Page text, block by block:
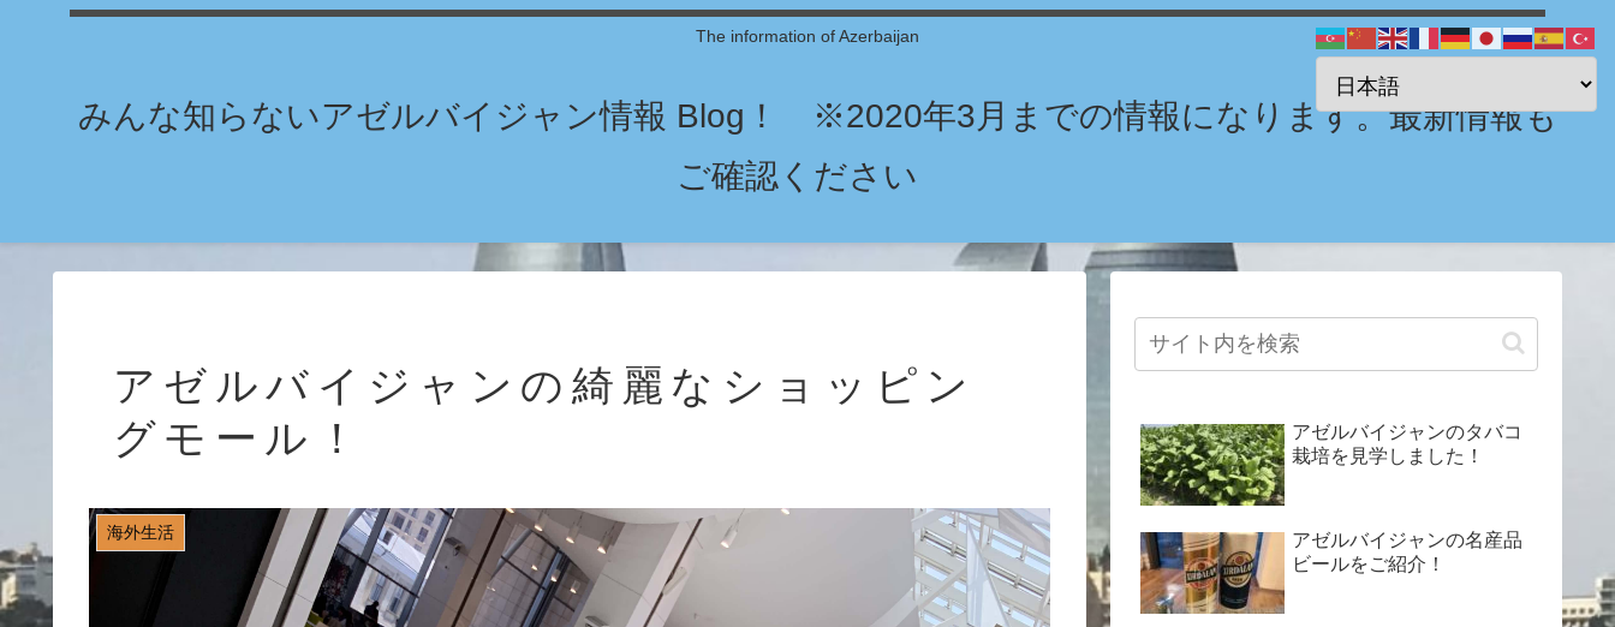
The information of Azerbaijan
みんな知らないアゼルバイジャン情報 Blog！ ※2020年3月までの情報になります。最新情報も
ご確認ください
アゼルバイジャンの綺麗なショッピン
グモール！
海外生活
アゼルバイジャンのタバコ
栽培を見学しました！
アゼルバイジャンの名産品
ビールをご紹介！